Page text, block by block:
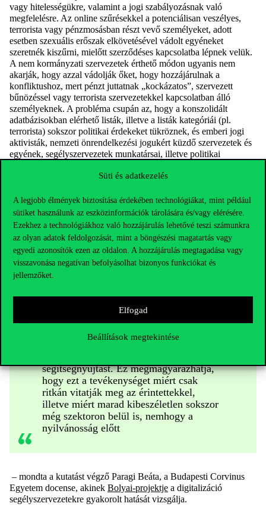
Süti és adatkezelés
A legjobb élmények biztosítása érdekében technológiákat, mint például
sütiket használunk az eszközinformációk tárolására és/vagy elérésére.
Ezekhez a technológiákhoz való hozzájárulás lehetővé teszi számunkra
az olyan adatok feldolgozását, mint a böngészési magatartás vagy
egyedi azonosítók ezen az oldalon. A hozzájárulás megtagadása vagy
visszavonása negatívan befolyásolhat bizonyos funkciókat és
jellemzőket.
Elfogad
Beállítások megtekintése
vagy hitelességükre, valamint a jogi szabályozásnak való
megfelelésre. Az online szűrésekkel a potenciálisan veszélyes,
terrorista vagy pénzmosásban részt vevő személyeket, adott
esetben szexuális erőszak elkövetésével vádolt egyéneket
szeretnék kiszűrni, mielőtt szerződéses kapcsolatba lépnek velük.
A nem kormányzati szervezetek érthető módon ugyanis nem
akarják, hogy azzal vádolják őket, hogy hozzájárulnak a
konfliktushoz, mert pénzt juttatnak „kockázatos”, szervezett
bűnözéssel vagy terrorista szervezetekkel kapcsolatban álló
személyeknek. A probléma csupán az, hogy a konszolidált
adatbázisokban elérhető listák, illetve a listák kategóriái (pl.
terrorista) sokszor politikai érdekeket tükröznek, és emberi jogi
aktivisták, nemzeti önrendelkezési jogukért küzdő szervezetek és
egyének, segélyszervezetek munkatársai, illetve politikai
adományozók felé, de eközben az adatvédelmi törvényekben
előírt átláthatósági kötelezettség hatalmas kihívásokat jelent
számukra. A tény, hogy egyre szélesebb körben kap figyelmet az,
hogy milyen eszközökkel szereznek háttérinformációkat azokról a
személyekről, akikkel kapcsolatba lépnek, egyben legitimitásukat
is veszélyeztetheti:
A segélyszervezetek adatkezelési
gyakorlata és annak kommunikációja
kényes kérdés nemcsak az érintettek
emberi jogai miatt, hanem azért is, mert
segítségnyújtást. Ez megmagyarázhatja,
hogy ezt a tevékenységet miért csak
ritkán vitatják meg az érintettekkel,
illetve miért marad kibeszéletlen sokszor
még szektoron belül is, nemhogy a
nyilvánosság előtt
– mondta a kutatást végző Paragi Beáta, a Budapesti Corvinus
Egyetem docense, akinek Bolyai-projektje a digitalizáció
segélyszervezetekre gyakorolt hatását vizsgálja.